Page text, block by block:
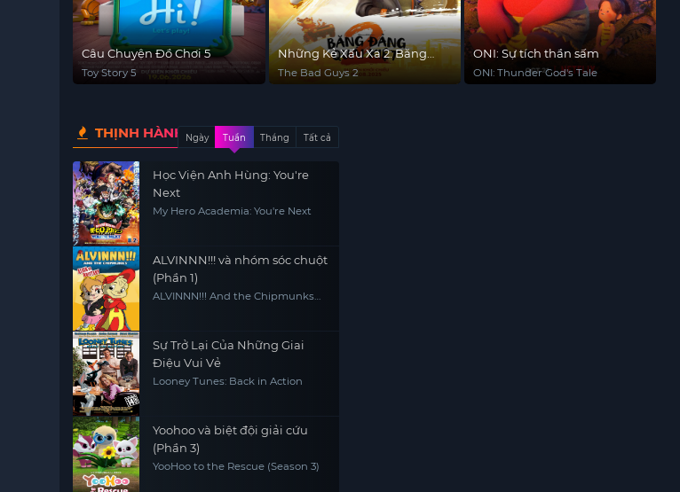
Câu Chuyện Đồ Chơi 5
Toy Story 5
Những Kẻ Xấu Xa 2: Băng
Đảng Quái Kiệt
The Bad Guys 2
ONI: Sự tích thần sấm
ONI: Thunder God's Tale
THỊNH HÀNHNgày Tuần Tháng Tất cả
Học Viện Anh Hùng: You're
Next
My Hero Academia: You're Next
ALVINNN!!! và nhóm sóc chuột
(Phần 1)
ALVINNN!!! And the Chipmunks
Sự Trở Lại Của Những Giai
Điệu Vui Vẻ
Looney Tunes: Back in Action
Yoohoo và biệt đội giải cứu
(Phần 3)
YooHoo to the Rescue (Season 3)